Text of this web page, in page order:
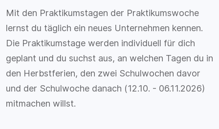
Mit den Praktikumstagen der Praktikumswoche
lernst du täglich ein neues Unternehmen kennen.
Die Praktikumstage werden individuell für dich
geplant und du suchst aus, an welchen Tagen du in
den Herbstferien, den zwei Schulwochen davor
und der Schulwoche danach (12.10. - 06.11.2026)
mitmachen willst.